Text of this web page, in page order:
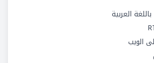
العربية
الويب